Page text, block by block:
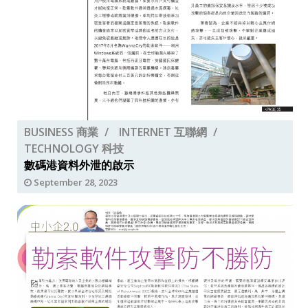
BUSINESS 商業
INTERNET 互聯網
TECHNOLOGY 科技
數碼港資料外泄的啟示
September 28, 2023